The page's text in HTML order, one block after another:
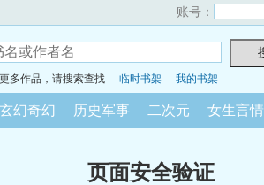
账号：
多作品，请搜索查找 临时书架 我的书架
玄幻奇幻 历史军事 二次元 女生言情
页面安全验证